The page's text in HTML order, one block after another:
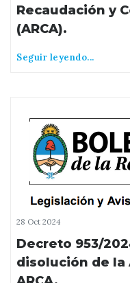
Recaudación y
(ARCA).
Seguir leyendo...
28 Oct 2024
Decreto 953/
disolución de la